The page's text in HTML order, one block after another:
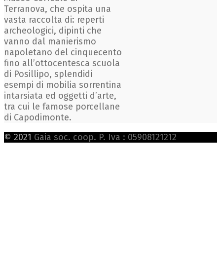
Terranova, che ospita una
vasta raccolta di: reperti
archeologici, dipinti che
vanno dal manierismo
napoletano del cinquecento
fino all’ottocentesca scuola
di Posillipo, splendidi
esempi di mobilia sorrentina
intarsiata ed oggetti d’arte,
tra cui le famose porcellane
di Capodimonte.
© 2021 Gaia soc. coop. P. Iva : 05908121212